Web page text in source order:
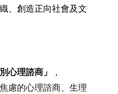
、創造正向社會及文
別心理諮商」
，
慮的心理諮商、生理